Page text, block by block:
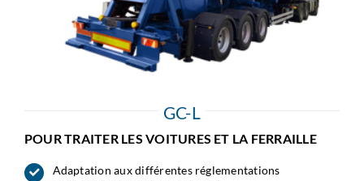
GC-L
POUR TRAITER LES VOITURES ET LA FERRAILLE
Adaptation aux différentes réglementations